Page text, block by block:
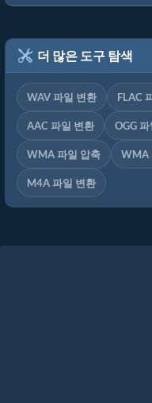
더 많은 도구 탐색
WAV 파일 변환 FLAC
AAC 파일 변환 OGG
WMA 파일 압축 WMA
M4A 파일 변환